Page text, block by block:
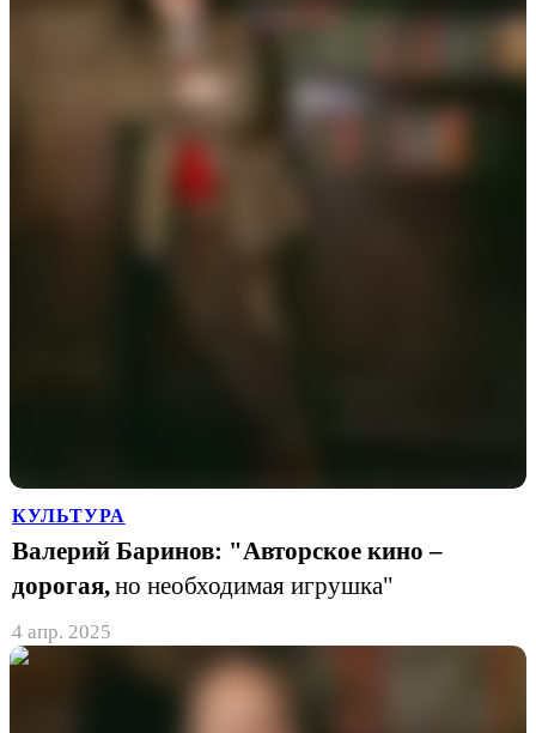
КУЛЬТУРА
Валерий Баринов: "Авторское кино –
дорогая,но необходимая игрушка"
4 апр. 2025